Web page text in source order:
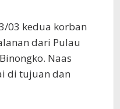
03 kedua korban
dari Pulau
Naas
di tujuan dan